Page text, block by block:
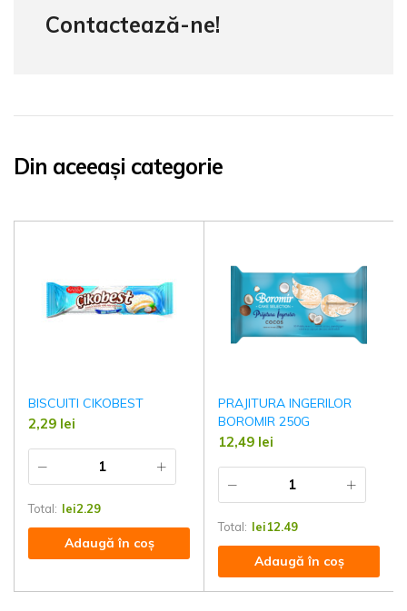
Contactează-ne!
Din aceeași categorie
BISCUITI CIKOBEST
2,29 lei
Total: lei2.29
Adaugă în coș
PRAJITURA INGERILOR
BOROMIR 250G
12,49 lei
Total: lei12.49
Adaugă în coș